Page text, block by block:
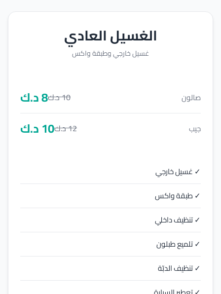
الغسيل العادي
غسيل خارجي وطبقة واكس
صالون 10د.ك8د.ك
جيب 12د.ك10د.ك
✓ غسيل خارجي
✓ طبقة واكس
✓ تنظيف داخلي
✓ تلميع طبلون
✓ تنظيف الدبّة